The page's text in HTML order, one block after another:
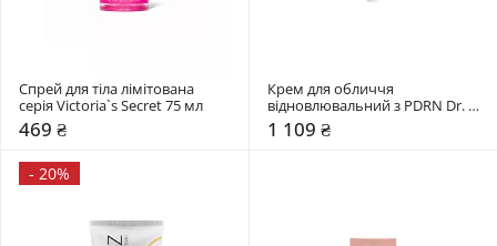
Спрей для тіла лімітована
серія Victoria`s Secret 75 мл
469 ₴
Крем для обличчя
відновлювальний з PDRN Dr.
Althea 20 мл
1 109 ₴
- 20%